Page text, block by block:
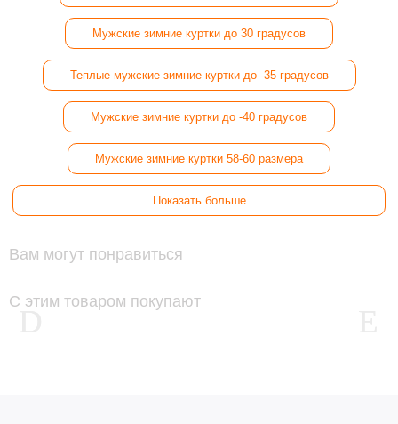
Мужские зимние куртки до 30 градусов
Теплые мужские зимние куртки до -35 градусов
Мужские зимние куртки до -40 градусов
Мужские зимние куртки 58-60 размера
Показать больше
Вам могут понравиться
С этим товаром покупают